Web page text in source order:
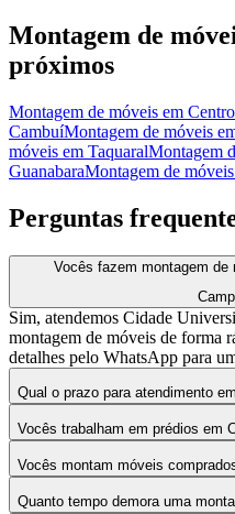
Montagem de
próximos
Montagem de móveis em Centro
CambuíMontagem de móveis
móveis em TaquaralMontagem
GuanabaraMontagem de móveis
Perguntas
Vocês fazem montagem de
Sim, atendemos Cidade
montagem de móveis de forma
detalhes pelo WhatsApp para
Qual o prazo para atendimento
Vocês trabalham em prédios em
Vocês montam móveis
Quanto tempo demora uma